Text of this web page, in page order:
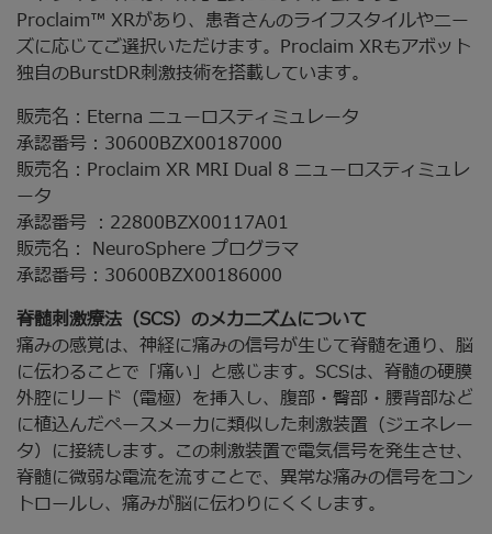
Proclaim™ XRがあり、患者さんのライフスタイルやニー
ズに応じてご選択いただけます。Proclaim XRもアボット
独自のBurstDR刺激技術を搭載しています。
販売名：Eterna ニューロスティミュレータ
承認番号：30600BZX00187000
販売名：Proclaim XR MRI Dual 8 ニューロスティミュレ
ータ
承認番号 ：22800BZX00117A01
販売名： NeuroSphere プログラマ
承認番号：30600BZX00186000
脊髄刺激療法（SCS）のメカニズムについて
痛みの感覚は、神経に痛みの信号が生じて脊髄を通り、脳
に伝わることで「痛い」と感じます。SCSは、脊髄の硬膜
外腔にリード（電極）を挿入し、腹部・臀部・腰背部など
に植込んだペースメーカに類似した刺激装置（ジェネレー
タ）に接続します。この刺激装置で電気信号を発生させ、
脊髄に微弱な電流を流すことで、異常な痛みの信号をコン
トロールし、痛みが脳に伝わりにくくします。